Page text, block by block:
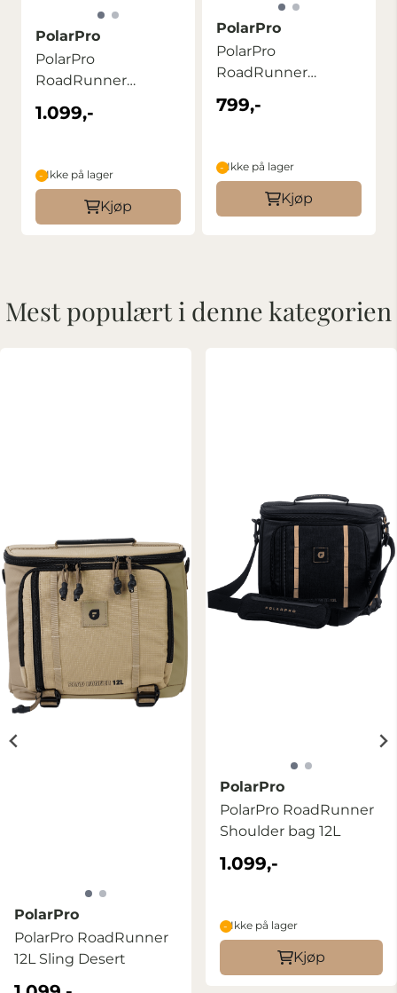
PolarPro
PolarPro
RoadRunner
Shoulder bag 12L
1.099,-
Ikke på lager
Kjøp
PolarPro
PolarPro
RoadRunner
Shoulder bag 6L
799,-
Ikke på lager
Kjøp
Mest populært i denne kategorien
PolarPro
PolarPro RoadRunner
12L Sling Desert
PolarPro
PolarPro RoadRunner
Shoulder bag 12L
1.099,-
Ikke på lager
Kjøp